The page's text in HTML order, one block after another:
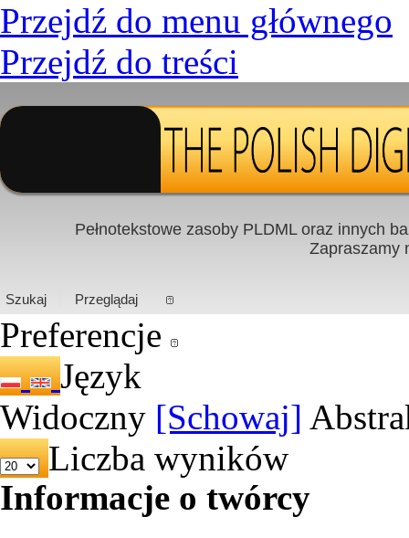
Przejdź do menu głównego
Przejdź do treści
Pełnotekstowe zasoby PLDML oraz innych
Zapraszamy
Szukaj Przeglądaj
Preferencje
Język
Widoczny [Schowaj]
Liczba wyników
Informacje o twórcy